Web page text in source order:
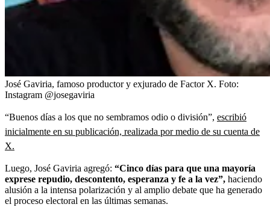
José Gaviria, famoso productor y exjurado de Factor X. Foto:
Instagram @josegaviria
“Buenos días a los que no sembramos odio o división”, escribió
inicialmente en su publicación, realizada por medio de su cuenta de
X.
Luego, José Gaviria agregó: “Cinco días para que una mayoría
exprese repudio, descontento, esperanza y fe a la vez”, haciendo
alusión a la intensa polarización y al amplio debate que ha generado
el proceso electoral en las últimas semanas.